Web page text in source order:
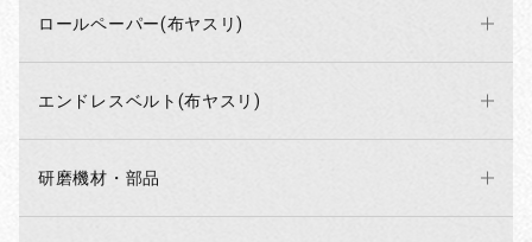
ロールペーパー(布ヤスリ)
エンドレスベルト(布ヤスリ)
研磨機材・部品